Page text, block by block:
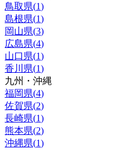
鳥取県(1)
島根県(1)
岡山県(3)
広島県(4)
山口県(1)
香川県(1)
九州・沖縄
福岡県(4)
佐賀県(2)
長崎県(1)
熊本県(2)
沖縄県(1)